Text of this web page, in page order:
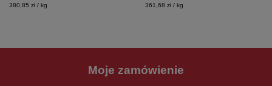
380,85 zł / kg 361,68 zł / kg
Moje zamówienie